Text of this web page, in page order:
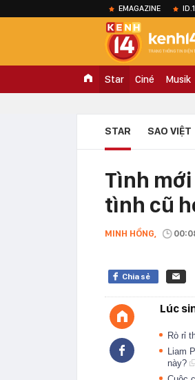
EMAGAZINE
Star Ciné Musik
STAR SAO VIỆT
Tình mới
tình cũ
MINH HỒNG,
Chia sẻ
Lúc
Rò rỉ
Liam
này?